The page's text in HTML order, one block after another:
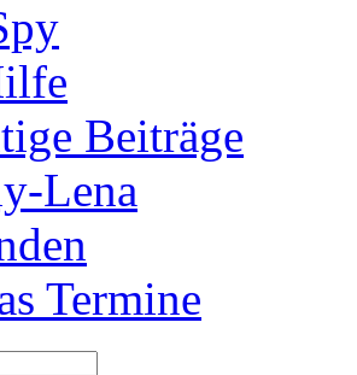
Beiträge
Lena
Termine